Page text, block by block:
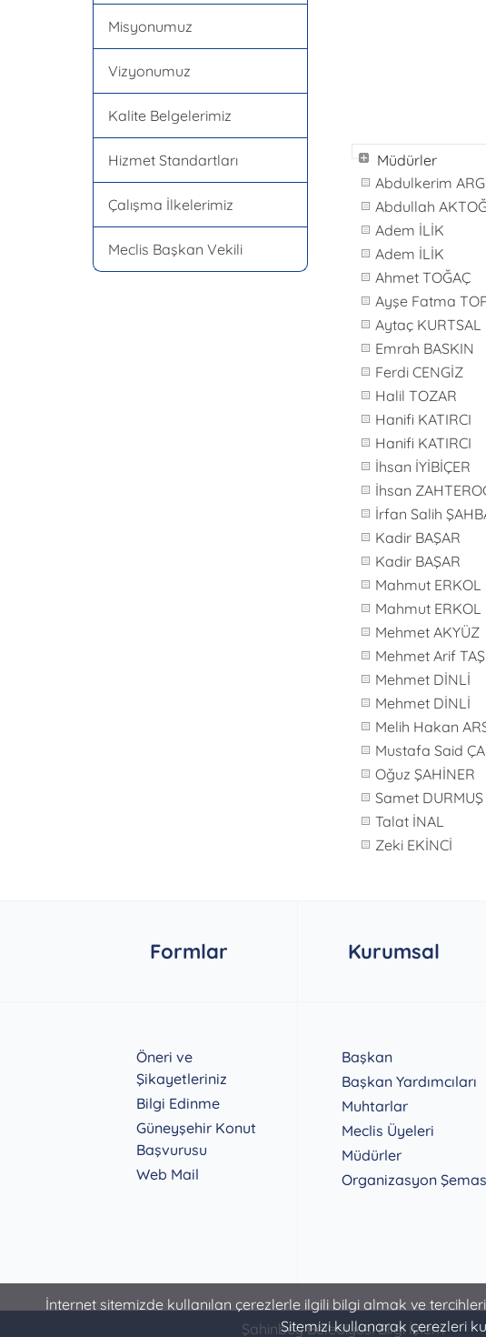
İnternet sitemizde kullanılan çerezlerle ilgili bilgi almak ve
Sitemizi kullanarak çerezleri
Misyonumuz
Vizyonumuz
Kalite Belgelerimiz
Hizmet Standartları
Çalışma İlkelerimiz
Meclis Başkan Vekili
Müdürler
Abdulkerim
Abdullah
Adem İLİK
Adem İLİK
Ahmet TOĞAÇ
Ayşe Fatma
Aytaç KURTSAL
Emrah BASKIN
Ferdi CENGİZ
Halil TOZAR
Hanifi KATIRCI
Hanifi KATIRCI
İhsan İYİBİÇER
İhsan
İrfan Salih
Kadir BAŞAR
Kadir BAŞAR
Mahmut ERKOL
Mahmut ERKOL
Mehmet AKYÜZ
Mehmet Arif
Mehmet DİNLİ
Mehmet DİNLİ
Melih Hakan
Mustafa Said
Oğuz ŞAHİNER
Samet DURMUŞ
Talat İNAL
Zeki EKİNCİ
Formlar Kurumsal
Öneri ve
Şikayetleriniz
Bilgi Edinme
Güneyşehir Konut
Başvurusu
Web Mail
Başkan
Başkan Yardımcıları
Muhtarlar
Meclis Üyeleri
Müdürler
Organizasyon
Şahinbey Belediyesi Bilgi İşlem